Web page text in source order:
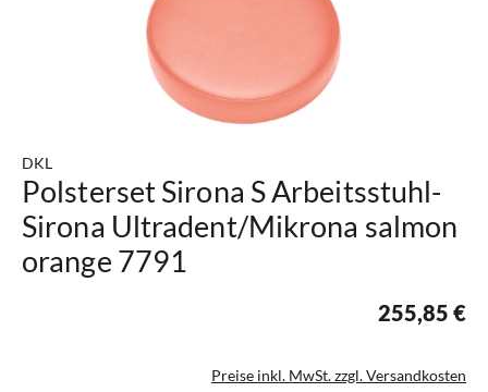
DKL
Polsterset Sirona S Arbeitsstuhl-
Sirona Ultradent/Mikrona salmon
orange 7791
255,85 €
Preise inkl. MwSt. zzgl. Versandkosten